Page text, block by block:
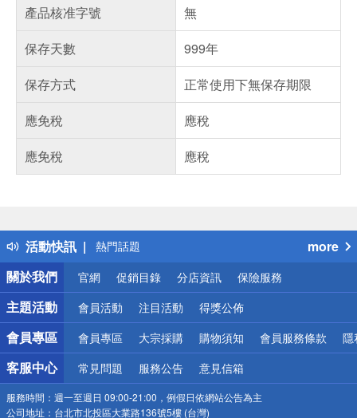
產品核准字號
無
保存天數
999年
保存方式
正常使用下無保存期限
應免稅
應稅
應免稅
應稅
活動快訊
得獎公告
熱門話題
銀行優惠
偏遠地區配送
詐騙網頁！請小心！
more
關於我們
官網 促銷目錄 分店資訊 保險服務
主題活動 會員活動 注目活動 得獎公佈
會員專區 會員專區 大宗採購 購物須知 會員服務條款 隱
客服中心 常見問題 服務公告 意見信箱
服務時間： 週一至週日 09:00-21:00，例假日依網站公告為主
公司地址： 台北市北投區大業路136號5樓 (台灣)